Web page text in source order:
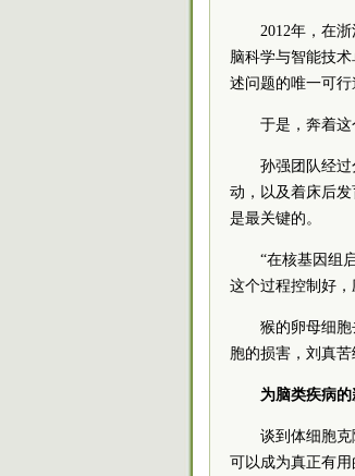
2012年，在
脑科学与智能技
述问题的唯一可行
于是，奔着这
孙强团队经
动，以及着床后
是最关键的。
“在核基因组
这个过程控制好，
猴的卵母细
胞的损害，刘真苦
为脑类疾病
谈到体细胞
可以成为真正有用